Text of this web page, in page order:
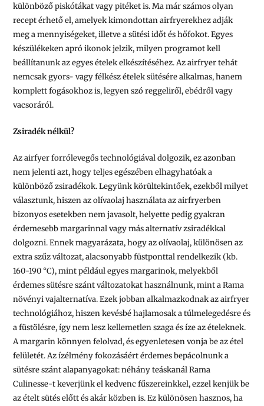
különböző piskótákat vagy pitéket is. Ma már számos olyan
recept érhető el, amelyek kimondottan airfryerekhez adják
meg a mennyiségeket, illetve a sütési időt és hőfokot. Egyes
készülékeken apró ikonok jelzik, milyen programot kell
beállítanunk az egyes ételek elkészítéséhez. Az airfryer tehát
nemcsak gyors- vagy félkész ételek sütésére alkalmas, hanem
komplett fogásokhoz is, legyen szó reggeliről, ebédről vagy
vacsoráról.
Zsiradék nélkül?
Az airfyer forrólevegős technológiával dolgozik, ez azonban
nem jelenti azt, hogy teljes egészében elhagyhatóak a
különböző zsiradékok. Legyünk körültekintőek, ezekből milyet
választunk, hiszen az olívaolaj használata az airfryerben
bizonyos esetekben nem javasolt, helyette pedig gyakran
érdemesebb margarinnal vagy más alternatív zsiradékkal
dolgozni. Ennek magyarázata, hogy az olívaolaj, különösen az
extra szűz változat, alacsonyabb füstponttal rendelkezik (kb.
160-190 °C), mint például egyes margarinok, melyekből
érdemes sütésre szánt változatokat használnunk, mint a Rama
növényi vajalternatíva. Ezek jobban alkalmazkodnak az airfryer
technológiához, hiszen kevésbé hajlamosak a túlmelegedésre és
a füstölésre, így nem lesz kellemetlen szaga és íze az ételeknek.
A margarin könnyen felolvad, és egyenletesen vonja be az étel
felületét. Az ízélmény fokozásáért érdemes bepácolnunk a
sütésre szánt alapanyagokat: néhány teáskanál Rama
Culinesse-t keverjünk el kedvenc fűszereinkkel, ezzel kenjük be
az ételt sütés előtt és akár közben is. Ez különösen hasznos, ha